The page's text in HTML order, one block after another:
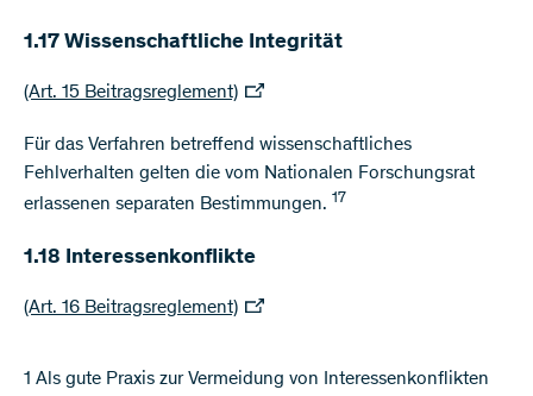
1.17 Wissenschaftliche Integrität
(Art. 15 Beitragsreglement)
Für das Verfahren betreffend wissenschaftliches
Fehlverhalten gelten die vom Nationalen Forschungsrat
erlassenen separaten Bestimmungen. 17
1.18 Interessenkonflikte
(Art. 16 Beitragsreglement)
1 Als gute Praxis zur Vermeidung von Interessenkonflikten